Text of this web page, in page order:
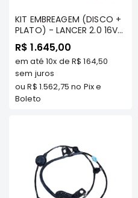
Filtros
Câmbio
Elétrica
Lancer
Filtros
KIT EMBREAGEM (DISCO +
PLATO) - LANCER 2.0 16V
2011/... / ASX 2.0 16V
TODOS/ AIRTREK 2.0 16V
TURBO - MECARM - 73543
R$ 1.645,00
em até 10x de R$ 164,50
sem juros
ouR$ 1.562,75 no Pix e
Boleto